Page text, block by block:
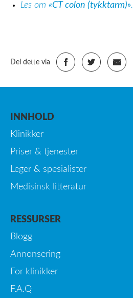
Les om «CT colon (tykktarm)».
Del dette via
INNHOLD
Klinikker
Priser & tjenester
Leger & spesialister
Medisinsk litteratur
RESSURSER
Blogg
Annonsering
For klinikker
F.A.Q